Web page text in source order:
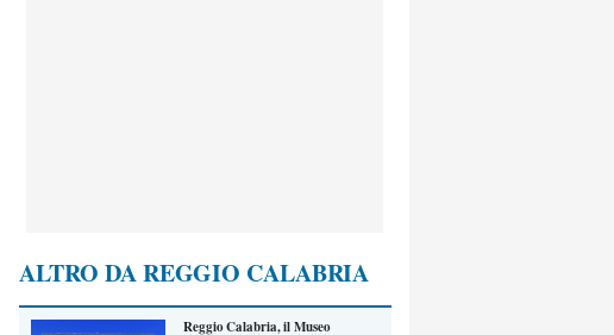
ALTRO DA REGGIO CALABRIA
Reggio Calabria, il Museo